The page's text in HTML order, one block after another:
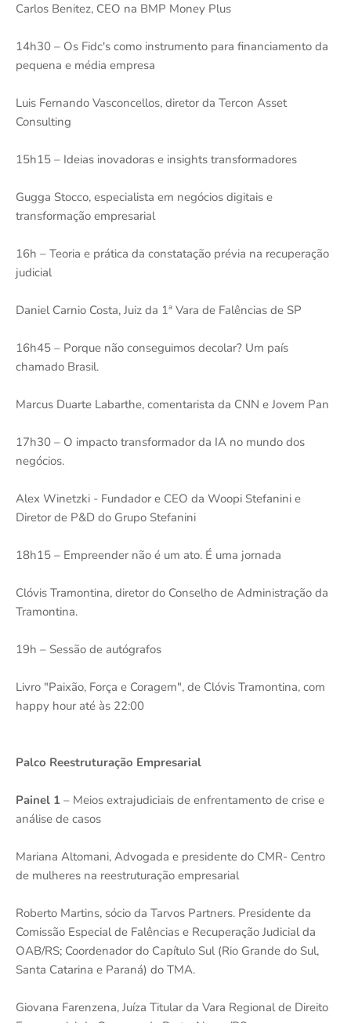
Carlos Benitez, CEO na BMP Money Plus
14h30 – Os Fidc's como instrumento para financiamento da
pequena e média empresa
Luis Fernando Vasconcellos, diretor da Tercon Asset
Consulting
15h15 – Ideias inovadoras e insights transformadores
Gugga Stocco, especialista em negócios digitais e
transformação empresarial
16h – Teoria e prática da constatação prévia na recuperação
judicial
Daniel Carnio Costa, Juiz da 1ª Vara de Falências de SP
16h45 – Porque não conseguimos decolar? Um país
chamado Brasil.
Marcus Duarte Labarthe, comentarista da CNN e Jovem Pan
17h30 – O impacto transformador da IA no mundo dos
negócios.
Alex Winetzki - Fundador e CEO da Woopi Stefanini e
Diretor de P&D do Grupo Stefanini
18h15 – Empreender não é um ato. É uma jornada
Clóvis Tramontina, diretor do Conselho de Administração da
Tramontina.
19h – Sessão de autógrafos
Livro "Paixão, Força e Coragem", de Clóvis Tramontina, com
happy hour até às 22:00
Palco Reestruturação Empresarial
Painel 1 – Meios extrajudiciais de enfrentamento de crise e
análise de casos
Mariana Altomani, Advogada e presidente do CMR- Centro
de mulheres na reestruturação empresarial
Roberto Martins, sócio da Tarvos Partners. Presidente da
Comissão Especial de Falências e Recuperação Judicial da
OAB/RS; Coordenador do Capítulo Sul (Rio Grande do Sul,
Santa Catarina e Paraná) do TMA.
Giovana Farenzena, Juíza Titular da Vara Regional de Direito